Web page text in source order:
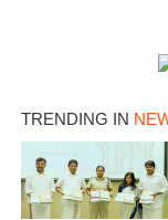
TRENDING IN